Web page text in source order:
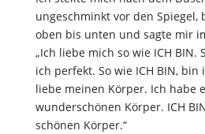
ungeschminkt vor den Spiegel,
oben bis unten und sagte mir
„Ich liebe mich so wie ICH BIN.
ich perfekt. So wie ICH BIN,
liebe meinen Körper. Ich habe
wunderschönen Körper. ICH
schönen Körper.“